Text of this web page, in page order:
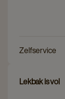
Zelfservice
Lekbak is vol